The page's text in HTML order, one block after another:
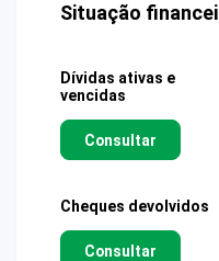
Situação
Dívidas ativas e
vencidas
Consultar
Cheques devolvidos
Consultar